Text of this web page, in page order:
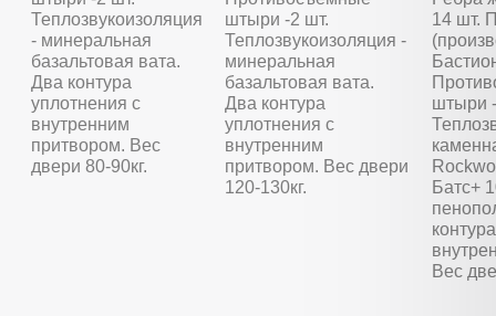
Теплозвукоизоляция
- минеральная
базальтовая вата.
Два контура
уплотнения с
внутренним
притвором. Вес
двери 80-90кг.
штыри -2 шт.
Теплозвукоизоляция -
минеральная
базальтовая вата.
Два контура
уплотнения с
внутренним
притвором. Вес двери
120-130кг.
14 шт.
штыри
Батс+
Вес